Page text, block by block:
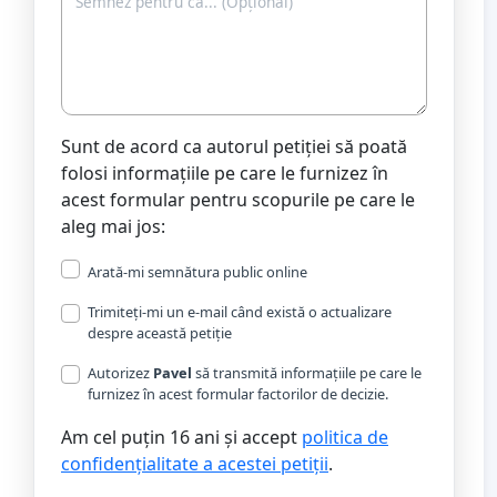
Sunt de acord ca autorul petiției să poată
folosi informațiile pe care le furnizez în
acest formular pentru scopurile pe care le
aleg mai jos:
Arată-mi semnătura public online
Trimiteți-mi un e-mail când există o actualizare
despre această petiție
Autorizez Pavel să transmită informațiile pe care le
furnizez în acest formular factorilor de decizie.
Am cel puțin 16 ani și accept politica de
confidențialitate a acestei petiții.